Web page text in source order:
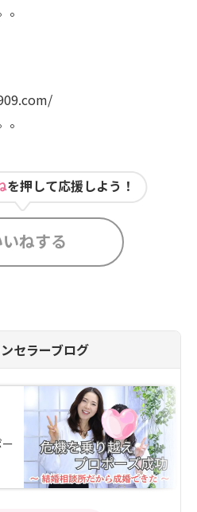
を押して応援しよう！
ねする
セラーブログ